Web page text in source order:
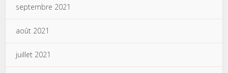
septembre 2021
août 2021
juillet 2021